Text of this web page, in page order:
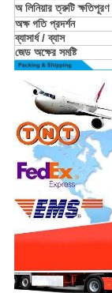
অ লিনিয়ার ত্রুটি ক্ষতিপূরণ
অক্ষ গতি প্রদর্শন
ব্যাসার্ধ / ব্যাস
জেড অক্ষের সমষ্টি